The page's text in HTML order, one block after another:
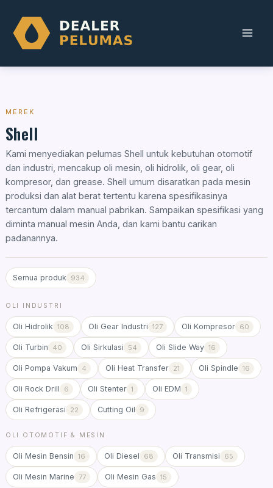
content
MEREK
Shell
Kami menyediakan pelumas Shell untuk kebutuhan otomotif
dan industri, mencakup oli mesin, oli hidrolik, oli gear, oli
kompresor, dan grease. Shell umum disaratkan pada mesin
produksi dan alat berat tertentu karena spesifikasinya
tercantum dalam manual pabrikan. Sampaikan spesifikasi yang
diminta manual mesin Anda, dan kami bantu carikan
padanannya.
Semua produk 934
OLI INDUSTRI
Oli Hidrolik 108 Oli Gear Industri 127 Oli Kompresor 60
Oli Turbin 40 Oli Sirkulasi 54 Oli Slide Way 16
Oli Pompa Vakum 4 Oli Heat Transfer 21 Oli Spindle 16
Oli Rock Drill 6 Oli Stenter 1 Oli EDM 1
Oli Refrigerasi 22 Cutting Oil 9
OLI OTOMOTIF & MESIN
Oli Mesin Bensin 16 Oli Diesel 68 Oli Transmisi 65
Oli Mesin Marine 77 Oli Mesin Gas 15